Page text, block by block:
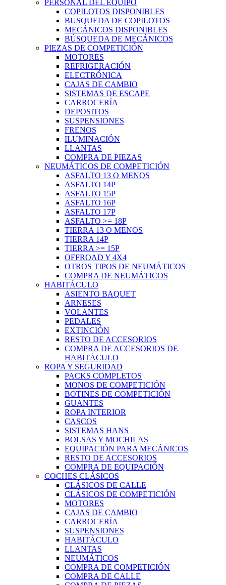
PERSONAL DEL EQUIPO
COPILOTOS DISPONIBLES
BUSQUEDA DE COPILOTOS
MECÁNICOS DISPONIBLES
BÚSQUEDA DE MECÁNICOS
PIEZAS DE COMPETICIÓN
MOTORES
REFRIGERACIÓN
ELECTRÓNICA
CAJAS DE CAMBIO
SISTEMAS DE ESCAPE
CARROCERÍA
DEPOSITOS
SUSPENSIONES
FRENOS
ILUMINACIÓN
LLANTAS
COMPRA DE PIEZAS
NEUMÁTICOS DE COMPETICIÓN
ASFALTO 13 O MENOS
ASFALTO 14P
ASFALTO 15P
ASFALTO 16P
ASFALTO 17P
ASFALTO >= 18P
TIERRA 13 O MENOS
TIERRA 14P
TIERRA >= 15P
OFFROAD Y 4X4
OTROS TIPOS DE NEUMÁTICOS
COMPRA DE NEUMÁTICOS
HABITÁCULO
ASIENTO BAQUET
ARNESES
VOLANTES
PEDALES
EXTINCIÓN
RESTO DE ACCESORIOS
COMPRA DE ACCESORIOS DE
HABITÁCULO
ROPA Y SEGURIDAD
PACKS COMPLETOS
MONOS DE COMPETICIÓN
BOTINES DE COMPETICIÓN
GUANTES
ROPA INTERIOR
CASCOS
SISTEMAS HANS
BOLSAS Y MOCHILAS
EQUIPACIÓN PARA MECÁNICOS
RESTO DE ACCESORIOS
COMPRA DE EQUIPACIÓN
COCHES CLÁSICOS
CLÁSICOS DE CALLE
CLÁSICOS DE COMPETICIÓN
MOTORES
CAJAS DE CAMBIO
CARROCERÍA
SUSPENSIONES
HABITÁCULO
LLANTAS
NEUMÁTICOS
COMPRA DE COMPETICIÓN
COMPRA DE CALLE